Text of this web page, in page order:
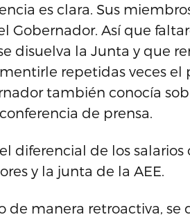
es clara. Sus
Gobernador. Así que
disuelva la Junta y que
repetidas veces el
también conocía
de prensa.
diferencial de los salarios
y la junta de la AEE.
de manera retroactiva, se